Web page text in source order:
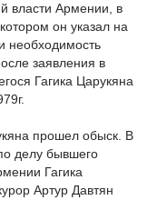
власти Армении, в
он указал на
необходимость
заявления в
Гагика Царукяна
прошел обыск. В
делу бывшего
Гагика
Артур Давтян